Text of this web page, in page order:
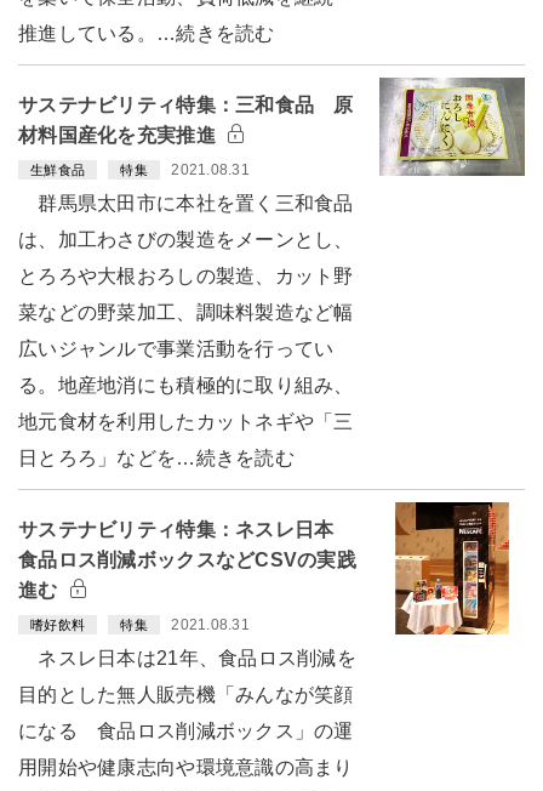
推進している。…続きを読む
サステナビリティ特集：三和食品 原
材料国産化を充実推進
生鮮食品 特集 2021.08.31
群馬県太田市に本社を置く三和食品
は、加工わさびの製造をメーンとし、
とろろや大根おろしの製造、カット野
菜などの野菜加工、調味料製造など幅
広いジャンルで事業活動を行ってい
る。地産地消にも積極的に取り組み、
地元食材を利用したカットネギや「三
日とろろ」などを…続きを読む
サステナビリティ特集：ネスレ日本
食品ロス削減ボックスなどCSVの実践
進む
嗜好飲料 特集 2021.08.31
ネスレ日本は21年、食品ロス削減を
目的とした無人販売機「みんなが笑顔
になる 食品ロス削減ボックス」の運
用開始や健康志向や環境意識の高まり